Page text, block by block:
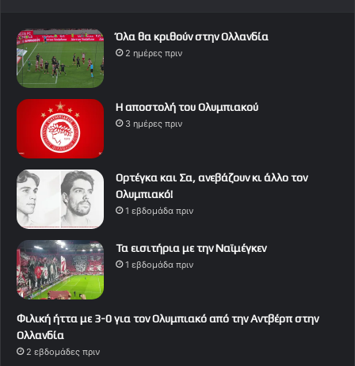
Όλα θα κριθούν στην Ολλανδία
2 ημέρες πριν
Η αποστολή του Ολυμπιακού
3 ημέρες πριν
Ορτέγκα και Σα, ανεβάζουν κι άλλο τον
Ολυμπιακό!
1 εβδομάδα πριν
Τα εισιτήρια με την Ναϊμέγκεν
1 εβδομάδα πριν
Φιλική ήττα με 3-0 για τον Ολυμπιακό από την Αντβέρπ στην
Ολλανδία
2 εβδομάδες πριν